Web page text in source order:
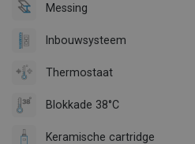
Messing
Inbouwsysteem
Thermostaat
Blokkade 38°C
Keramische cartridge